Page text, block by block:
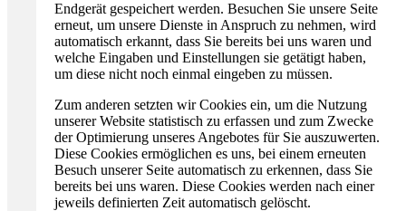
Endgerät gespeichert werden. Besuchen Sie unsere Seite
erneut, um unsere Dienste in Anspruch zu nehmen, wird
automatisch erkannt, dass Sie bereits bei uns waren und
welche Eingaben und Einstellungen sie getätigt haben,
um diese nicht noch einmal eingeben zu müssen.
Zum anderen setzten wir Cookies ein, um die Nutzung
unserer Website statistisch zu erfassen und zum Zwecke
der Optimierung unseres Angebotes für Sie auszuwerten.
Diese Cookies ermöglichen es uns, bei einem erneuten
Besuch unserer Seite automatisch zu erkennen, dass Sie
bereits bei uns waren. Diese Cookies werden nach einer
jeweils definierten Zeit automatisch gelöscht.